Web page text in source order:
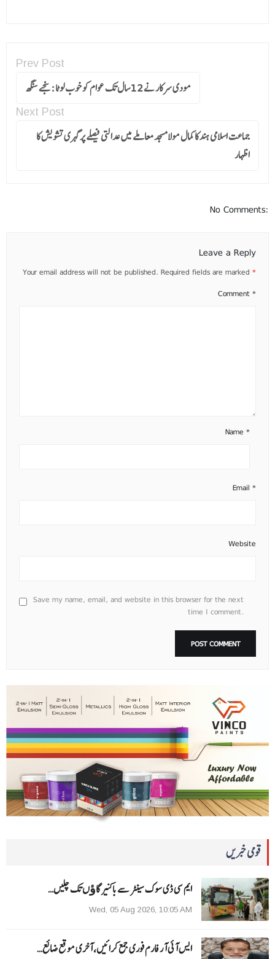
قومی خبریں
ایم سی ڈی سوک سینٹر سے باکنیر گاﺅں تک چلیں…
Wed, 05 Aug 2026, 10:05 AM
ایس آئی آر فارم فوری جمع کرائیں، آخری موقع ضائع…
Prev Post
مودی سرکار نے 12سال تک عوام کو خوب لوٹا :سنجے سنگھ
Next Post
جماعت اسلامی ہند کا کمال مولا مسجد معاملے میں عدالتی فیصلے پر گہری تشویش کا
اظہار
No Comments:
Leave a Reply
Your email address will not be published. Required fields are marked *
Comment *
Name *
Email *
Website
Save my name, email, and website in this browser for the next
time I comment.